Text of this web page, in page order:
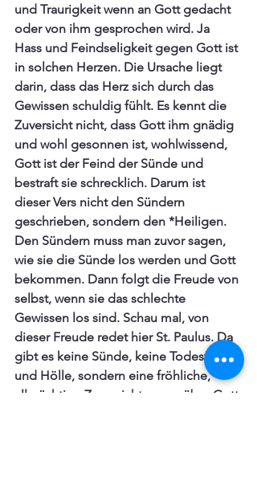
und Traurigkeit wenn an Gott gedacht
oder von ihm gesprochen wird. Ja
Hass und Feindseligkeit gegen Gott ist
in solchen Herzen. Die Ursache liegt
darin, dass das Herz sich durch das
Gewissen schuldig fühlt. Es kennt die
Zuversicht nicht, dass Gott ihm gnädig
und wohl gesonnen ist, wohlwissend,
Gott ist der Feind der Sünde und
bestraft sie schrecklich. Darum ist
dieser Vers nicht den Sündern
geschrieben, sondern den *Heiligen.
Den Sündern muss man zuvor sagen,
wie sie die Sünde los werden und Gott
bekommen. Dann folgt die Freude von
selbst, wenn sie das schlechte
Gewissen los sind. Schau mal, von
dieser Freude redet hier St. Paulus. Da
gibt es keine Sünde, keine Todesfurcht
und Hölle, sondern eine fröhliche,
allmächtige Zuversicht gegenüber Gott